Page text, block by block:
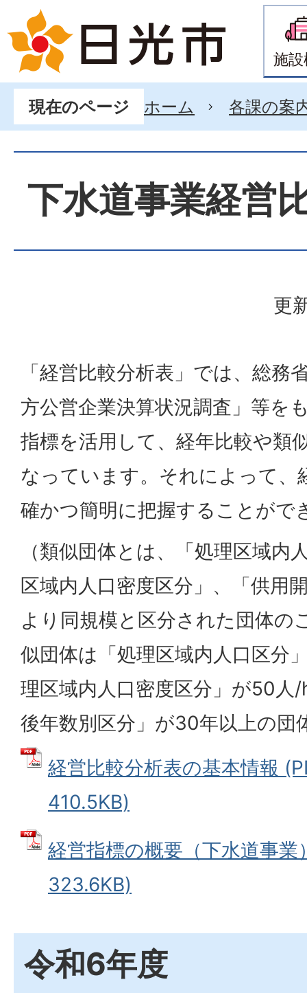
施
現在のページ ホーム 各課の案
下水道事業経営
更
「経営比較分析表」では、総務
方公営企業決算状況調査」等を
指標を活用して、経年比較や類
なっています。それによって、
確かつ簡明に把握することがで
（類似団体とは、「処理区域内
区域内人口密度区分」、「供用
より同規模と区分された団体の
似団体は「処理区域内人口区分
理区域内人口密度区分」が50人
後年数別区分」が30年以上の団
経営比較分析表の基本情報
410.5KB)
経営指標の概要（下水道事業
323.6KB)
令和6年度